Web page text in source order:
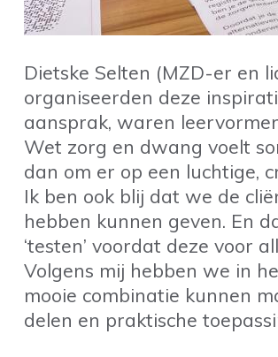
Dietske Selten (MZD-er en
organiseerden deze
aansprak, waren
Wet zorg en dwang voelt
dan om er op een luchtige,
Ik ben ook blij dat we de
hebben kunnen geven. En
‘testen’ voordat deze voor
Volgens mij hebben we in
mooie combinatie kunnen
delen en praktische